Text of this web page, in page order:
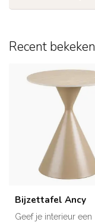
Recent bekeken
Bijzettafel Ancy
Geef je interieur een